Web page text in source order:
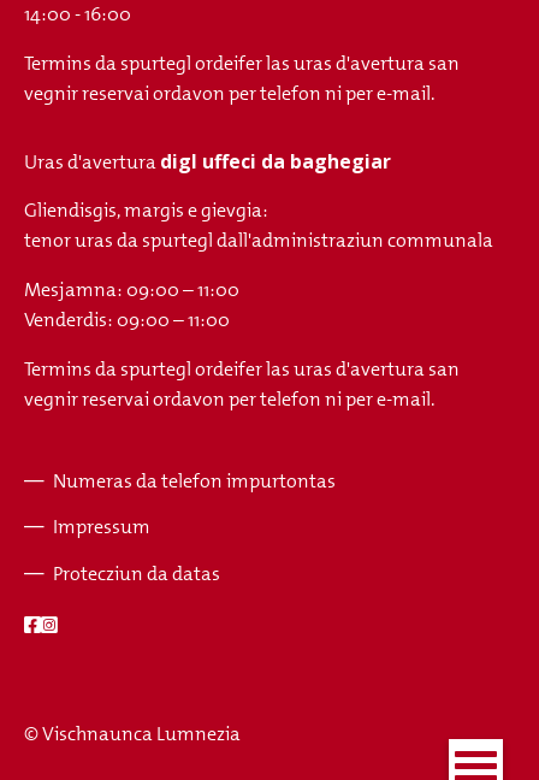
14:00 - 16:00
Termins da spurtegl ordeifer las uras d'avertura san
vegnir reservai ordavon per telefon ni per e-mail.
Uras d'averturadigl uffeci da baghegiar
Gliendisgis, margis e gievgia:
tenor uras da spurtegl dall'administraziun communala
Mesjamna: 09:00 – 11:00
Venderdis: 09:00 – 11:00
Termins da spurtegl ordeifer las uras d'avertura san
vegnir reservai ordavon per telefon ni per e-mail.
Numeras da telefon impurtontas
Impressum
Protecziun da datas
© Vischnaunca Lumnezia